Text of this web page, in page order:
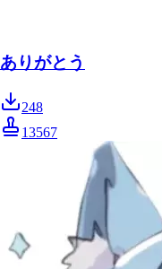
ありがとう
248
13567